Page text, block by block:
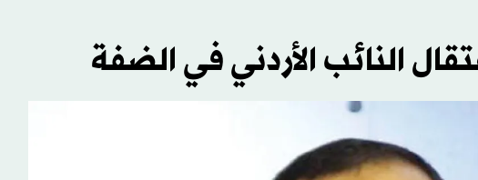
النائب الأردني في الضفة